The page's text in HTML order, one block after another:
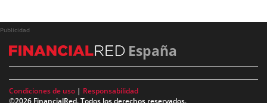
Publicidad
España
Condiciones de uso | Responsabilidad